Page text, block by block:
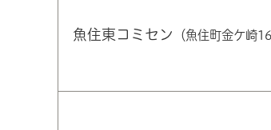
魚住東コミセン （魚住町金ケ崎